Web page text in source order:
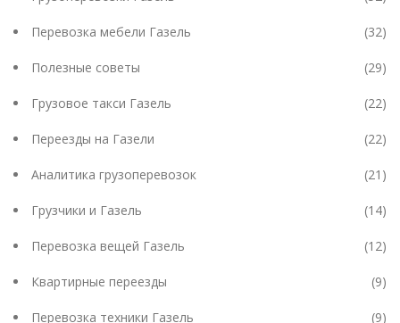
Перевозка мебели Газель (32)
Полезные советы (29)
Грузовое такси Газель (22)
Переезды на Газели (22)
Аналитика грузоперевозок (21)
Грузчики и Газель (14)
Перевозка вещей Газель (12)
Квартирные переезды (9)
Перевозка техники Газель (9)